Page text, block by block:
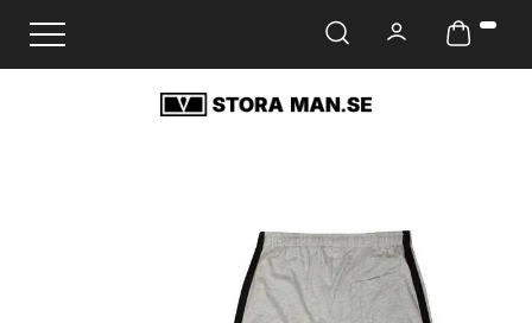
Ändra navigering